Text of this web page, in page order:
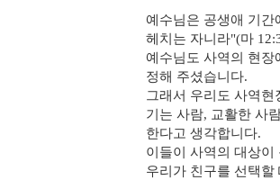
예수님은 공생애 기
헤치는 자니라"(마
예수님도 사역의 현
정해 주셨습니다.
그래서 우리도 사역
기는 사람, 교활한 사
한다고 생각합니다.
이들이 사역의 대상
우리가 친구를 선택